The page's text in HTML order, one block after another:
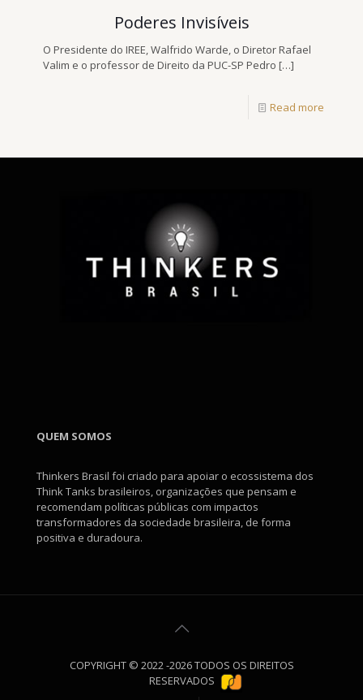
Poderes Invisíveis
O Presidente do IREE, Walfrido Warde, o Diretor Rafael
Valim e o professor de Direito da PUC-SP Pedro […]
Read more
QUEM SOMOS
Thinkers Brasil foi criado para apoiar o ecossistema dos
Think Tanks brasileiros, organizações que pensam e
recomendam políticas públicas com impactos
transformadores da sociedade brasileira, de forma
positiva e duradoura.
COPYRIGHT © 2022 -2026 TODOS OS DIREITOS
RESERVADOS